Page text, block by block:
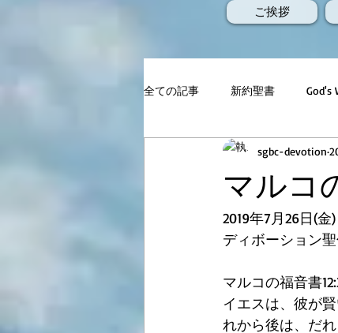
ご挨拶
全ての記事 新約聖書 God's
マルコ
sgbc-devotion
2019年7月26日(金)
ディボーション
マルコの福音書
イエスは、彼が
れから後は、だ